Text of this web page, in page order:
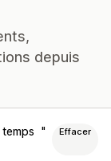
depuis
Effacer